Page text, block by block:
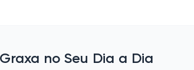
no Seu Dia a Dia